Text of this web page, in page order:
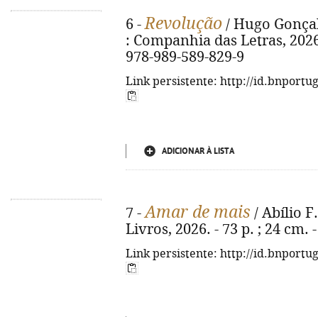
6 -Revolução / Hugo
: Companhia das Letras,
978-989-589-829-9
Link persistente: http://
ADICIONAR À LISTA
7 -Amar de mais / Abílio
Livros, 2026. - 73 p. ; 24 cm.
Link persistente: http://